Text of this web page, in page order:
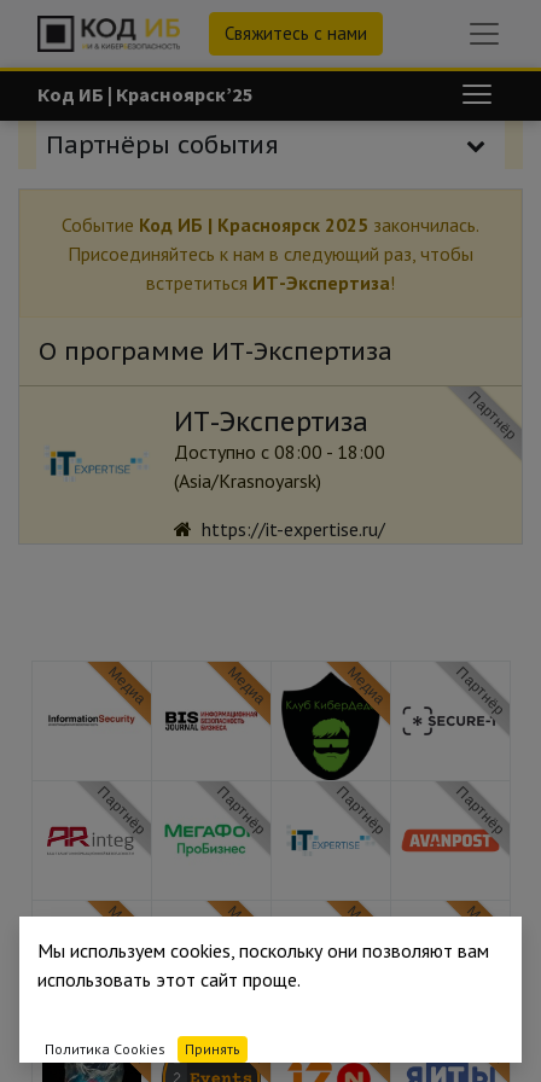
Свяжитесь с нами
Код ИБ | Красноярск’25
Партнёры события
Событие Код ИБ | Красноярск 2025 закончилась.
Присоединяйтесь к нам в следующий раз, чтобы
встретиться ИТ-Экспертиза!
О программе ИТ-Экспертиза
ИТ-Экспертиза Партнёр
Доступно с 08:00 - 18:00
(Asia/Krasnoyarsk)
https://it-expertise.ru/
Медиа Медиа Медиа Партнёр
Партнёр Партнёр Партнёр Партнёр
Медиа Медиа Медиа Медиа
Медиа Медиа
Мы используем cookies, поскольку они позволяют вам
использовать этот сайт проще.
Политика Cookies Принять